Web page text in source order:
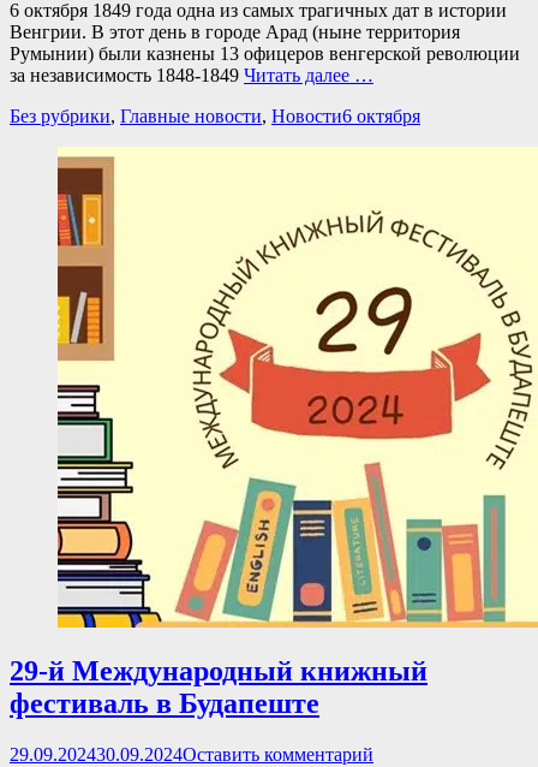
6 октября 1849 года одна из самых трагичных дат в истории
Венгрии. В этот день в городе Арад (ныне территория
Румынии) были казнены 13 офицеров венгерской революции
за независимость 1848-1849 Читать далее …
Категории
Без рубрики, Главные новости, НовостиТеги
6 октября
29-й Международный книжный
фестиваль в Будапеште
Опубликовано
29.09.202430.09.2024Оставить комментарий